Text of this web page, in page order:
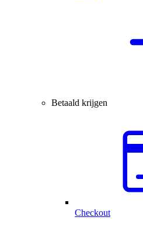
Betaald krijgen
Checkout